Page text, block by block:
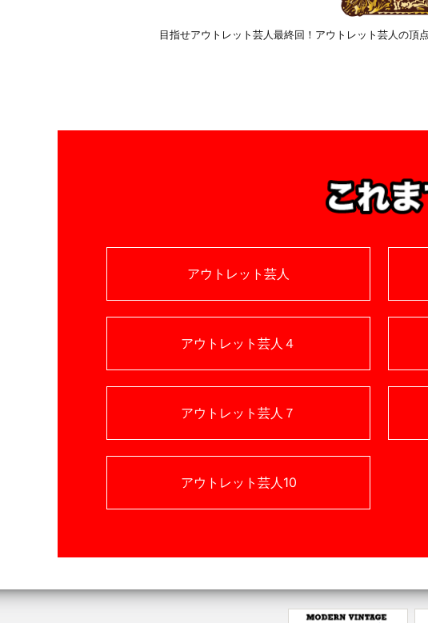
目指せアウトレット芸人最終回！アウトレット芸人の
アウトレット芸人
アウトレット芸人４
アウトレット芸人７
アウトレット芸人10